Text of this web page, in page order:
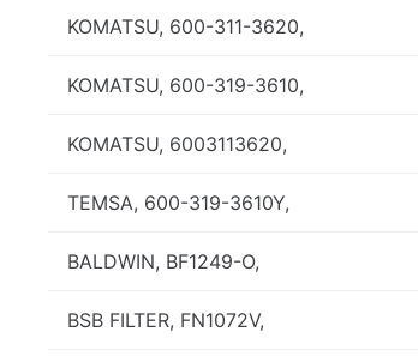
KOMATSU, 600-311-3620,
KOMATSU, 600-319-3610,
KOMATSU, 6003113620,
TEMSA, 600-319-3610Y,
BALDWIN, BF1249-O,
BSB FILTER, FN1072V,